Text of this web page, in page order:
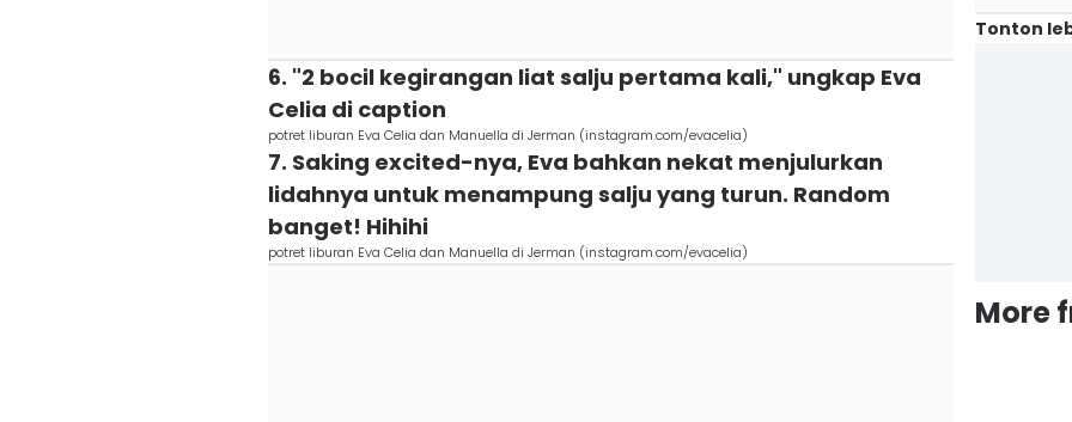
6. "2 bocil kegirangan liat salju pertama kali," ungkap Eva
Celia di caption
potret liburan Eva Celia dan Manuella di Jerman (instagram.com/evacelia)
7. Saking excited-nya, Eva bahkan nekat menjulurkan
lidahnya untuk menampung salju yang turun. Random
banget! Hihihi
potret liburan Eva Celia dan Manuella di Jerman (instagram.com/evacelia)
Tonton
More